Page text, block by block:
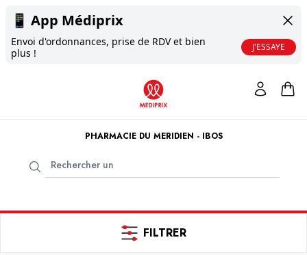
📱 App Médiprix
Envoi d'ordonnances, prise de RDV et bien
plus !
J'ESSAYE
PHARMACIE DU MERIDIEN - IBOS
FILTRER